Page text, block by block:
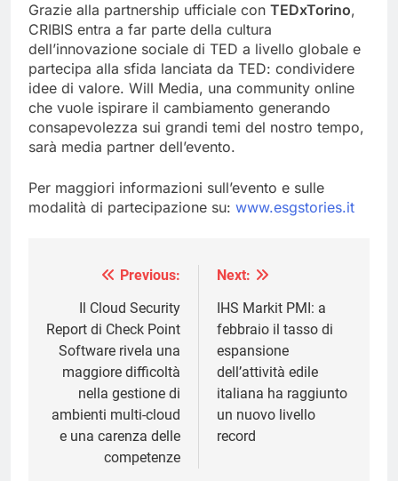
Grazie alla partnership ufficiale con TEDxTorino,
CRIBIS entra a far parte della cultura
dell’innovazione sociale di TED a livello globale e
partecipa alla sfida lanciata da TED: condividere
idee di valore. Will Media, una community online
che vuole ispirare il cambiamento generando
consapevolezza sui grandi temi del nostro tempo,
sarà media partner dell’evento.
Per maggiori informazioni sull’evento e sulle
modalità di partecipazione su: www.esgstories.it
Navigazione
articoli
Previous:
Il Cloud Security
Report di Check Point
Software rivela una
maggiore difficoltà
nella gestione di
ambienti multi-cloud
e una carenza delle
competenze
Next:
IHS Markit PMI: a
febbraio il tasso di
espansione
dell’attività edile
italiana ha raggiunto
un nuovo livello
record